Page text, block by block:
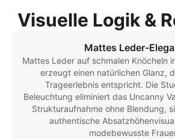
Visuelle Logik &
Mattes Leder-
Mattes Leder auf schmalen Knöcheln
erzeugt einen natürlichen Glanz,
Trageerlebnis entspricht. Die
Beleuchtung eliminiert das Uncanny
Strukturaufnahme ohne Blendung,
authentische
modebewusste